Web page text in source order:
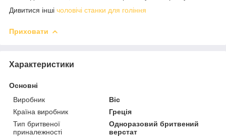
Дивитися інші чоловічі станки для гоління
Приховати
Характеристики
Основні
Виробник
Bic
Країна виробник
Греція
Тип бритвеної
приналежності
Одноразовий бритвений
верстат